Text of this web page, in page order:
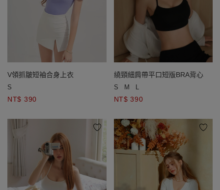
V領抓皺短袖合身上衣
S
NT$ 390
繞頸細肩帶平口短版BRA背心
S M L
NT$ 390